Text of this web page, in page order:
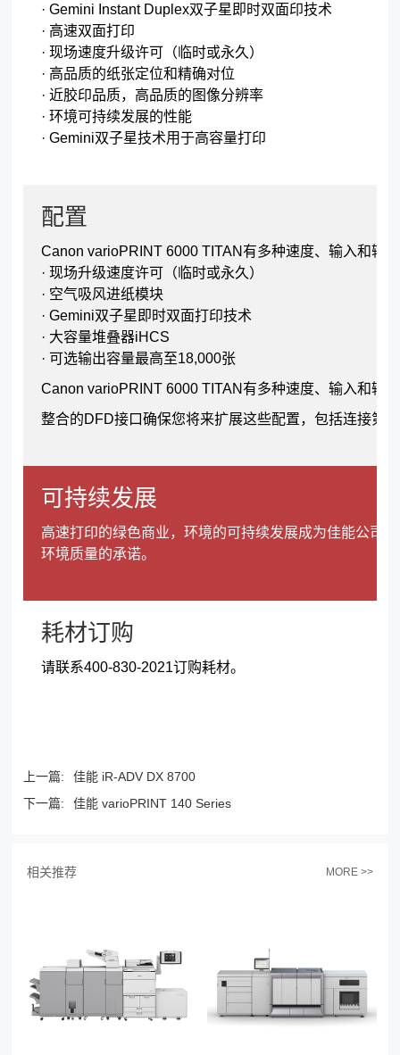
· Gemini Instant Duplex双子星即时双面印技术
· 高速双面打印
· 现场速度升级许可（临时或永久）
· 高品质的纸张定位和精确对位
· 近胶印品质，高品质的图像分辨率
· 环境可持续发展的性能
· Gemini双子星技术用于高容量打印
配置
Canon varioPRINT 6000 TITAN有多种速度、输入和输
· 现场升级速度许可（临时或永久）
· 空气吸风进纸模块
· Gemini双子星即时双面打印技术
· 大容量堆叠器iHCS
· 可选输出容量最高至18,000张
Canon varioPRINT 6000 TITAN有多种速度、输入和输
整合的DFD接口确保您将来扩展这些配置，包括连接第
可持续发展
高速打印的绿色商业，环境的可持续发展成为佳能公司
环境质量的承诺。
耗材订购
请联系400-830-2021订购耗材。
上一篇:
佳能 iR-ADV DX 8700
下一篇:
佳能 varioPRINT 140 Series
相关推荐 MORE >>